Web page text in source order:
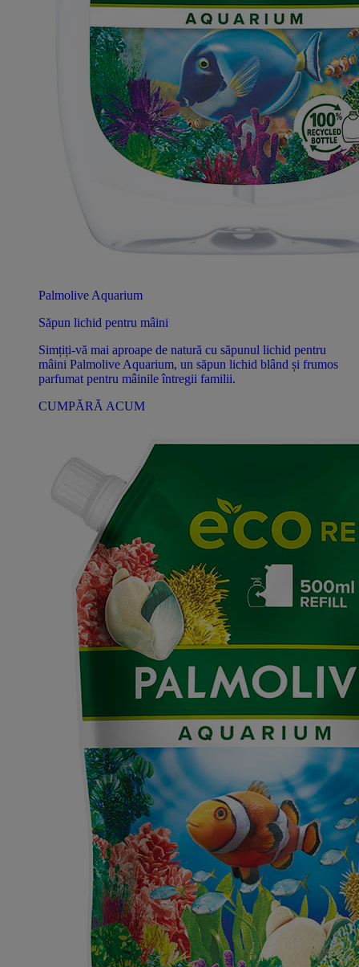
Palmolive Aquarium
Săpun lichid pentru mâini
Simțiți-vă mai aproape de natură cu săpunul lichid pentru
mâini Palmolive Aquarium, un săpun lichid blând și frumos
parfumat pentru mâinile întregii familii.
CUMPĂRĂ ACUM